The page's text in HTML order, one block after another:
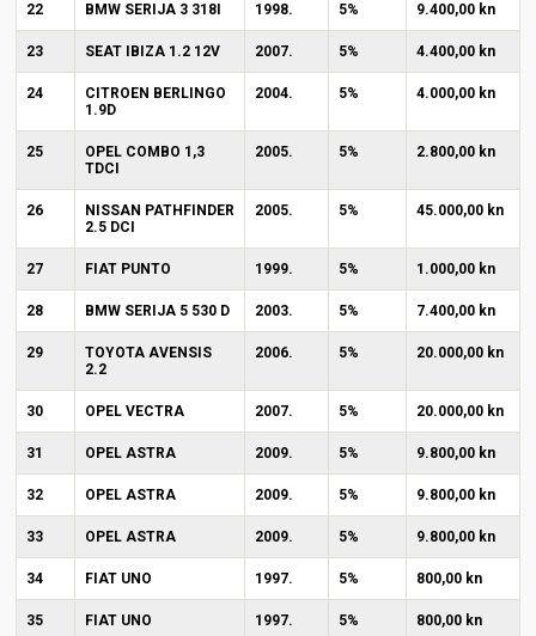
22 BMW SERIJA 3 318I 1998. 5% 9.400,00 kn
23 SEAT IBIZA 1.2 12V 2007. 5% 4.400,00 kn
24
CITROEN BERLINGO
1.9D
2004. 5% 4.000,00 kn
25
OPEL COMBO 1,3
TDCI
2005. 5% 2.800,00 kn
26
NISSAN PATHFINDER
2.5 DCI
2005. 5% 45.000,00 kn
27 FIAT PUNTO 1999. 5% 1.000,00 kn
28 BMW SERIJA 5 530 D 2003. 5% 7.400,00 kn
29
TOYOTA AVENSIS
2.2
2006. 5% 20.000,00 kn
30 OPEL VECTRA 2007. 5% 20.000,00 kn
31 OPEL ASTRA 2009. 5% 9.800,00 kn
32 OPEL ASTRA 2009. 5% 9.800,00 kn
33 OPEL ASTRA 2009. 5% 9.800,00 kn
34 FIAT UNO 1997. 5% 800,00 kn
35 FIAT UNO 1997. 5% 800,00 kn